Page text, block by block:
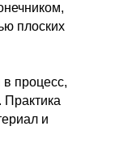
плоских
в процесс,
Практика
и